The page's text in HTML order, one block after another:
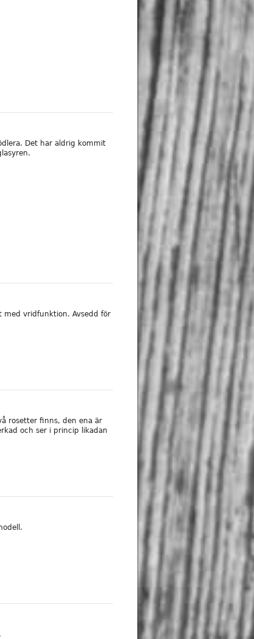
Det har aldrig kommit
med vridfunktion. Avsedd för
rosetter finns, den ena är
och ser i princip likadan